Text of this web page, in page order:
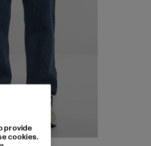
provide
cookies.